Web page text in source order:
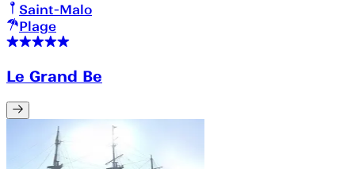
Saint-Malo
Plage
Le Grand Be